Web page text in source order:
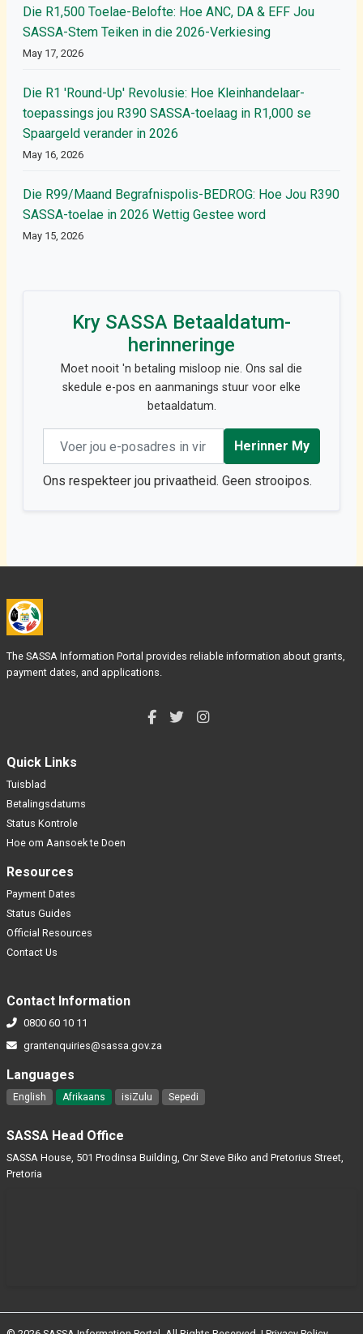
Die R1,500 Toelae-Belofte: Hoe ANC, DA & EFF Jou
SASSA-Stem Teiken in die 2026-Verkiesing
May 17, 2026
Die R1 'Round-Up' Revolusie: Hoe Kleinhandelaar-
toepassings jou R390 SASSA-toelaag in R1,000 se
Spaargeld verander in 2026
May 16, 2026
Die R99/Maand Begrafnispolis-BEDROG: Hoe Jou R390
SASSA-toelae in 2026 Wettig Gestee word
May 15, 2026
Kry SASSA Betaaldatum-
herinneringe
Moet nooit 'n betaling misloop nie. Ons sal die
skedule e-pos en aanmanings stuur voor elke
betaaldatum.
Email address
Herinner My
Ons respekteer jou privaatheid. Geen strooipos.
The SASSA Information Portal provides reliable information about grants,
payment dates, and applications.
Quick Links
Tuisblad
Betalingsdatums
Status Kontrole
Hoe om Aansoek te Doen
Resources
Payment Dates
Status Guides
Official Resources
Contact Us
Contact Information
0800 60 10 11
grantenquiries@sassa.gov.za
Languages
English Afrikaans isiZulu Sepedi
SASSA Head Office
SASSA House, 501 Prodinsa Building, Cnr Steve Biko and Pretorius Street,
Pretoria